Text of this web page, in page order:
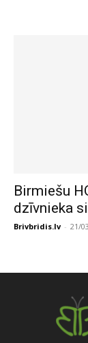
Birmiešu
dzīvnieka
Brivbridis.lv - 21/